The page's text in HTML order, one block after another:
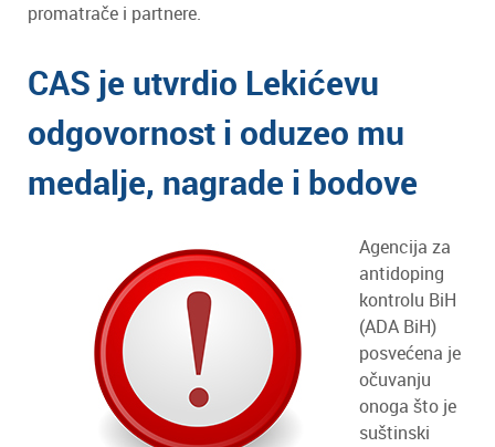
promatrače i partnere.
CAS je utvrdio Lekićevu
odgovornost i oduzeo mu
medalje, nagrade i bodove
Agencija za
antidoping
kontrolu BiH
(ADA BiH)
posvećena je
očuvanju
onoga što je
suštinski